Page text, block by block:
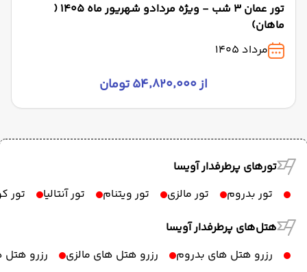
تور عمان 3 شب - ویژه مردادو شهریور ماه 1405 (
ماهان)
مرداد 1405
از ۵۴٬۸۲۰٬۰۰۰ تومان
تورهای پرطرفدار آویسا
تور بدروم
تور مالزی تور ویتنام تور آنتالیا
تور
هتل‌های پرطرفدار آویسا
رزرو هتل های بدروم
رزرو هتل های مالزی رزرو هتل